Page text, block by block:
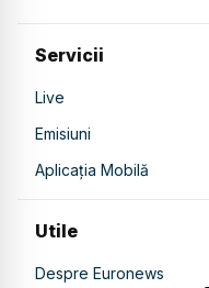
Servicii
Live
Emisiuni
Aplicația Mobilă
Utile
Despre Euronews